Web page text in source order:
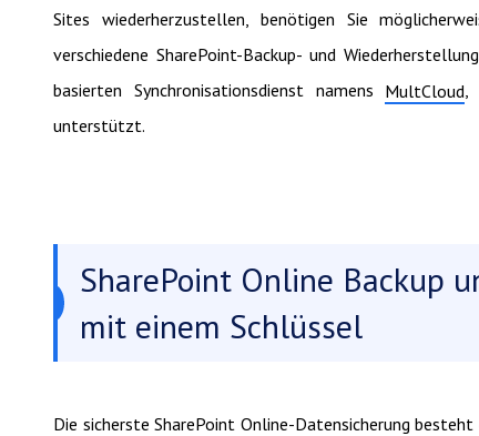
Sites wiederherzustellen, benötigen Sie
verschiedene SharePoint-Backup- und
basierten Synchronisationsdienst namens MultCloud
unterstützt.
SharePoint Online Backup
mit einem Schlüssel
Die sicherste SharePoint Online-Datensicherung